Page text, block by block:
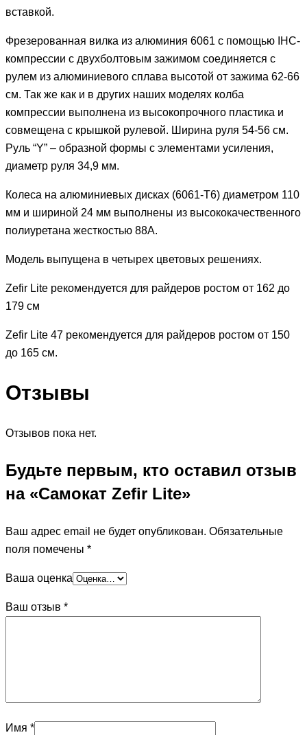
вставкой.
Фрезерованная вилка из алюминия 6061 с помощью IHC-
компрессии с двухболтовым зажимом соединяется с
рулем из алюминиевого сплава высотой от зажима 62-66
см. Так же как и в других наших моделях колба
компрессии выполнена из высокопрочного пластика и
совмещена с крышкой рулевой. Ширина руля 54-56 см.
Руль “Y” – образной формы с элементами усиления,
диаметр руля 34,9 мм.
Колеса на алюминиевых дисках (6061-Т6) диаметром 110
мм и шириной 24 мм выполнены из высококачественного
полиуретана жесткостью 88А.
Модель выпущена в четырех цветовых решениях.
Zefir Lite рекомендуется для райдеров ростом от 162 до
179 см
Zefir Lite 47 рекомендуется для райдеров ростом от 150
до 165 см.
Отзывы
Отзывов пока нет.
Будьте первым, кто оставил отзыв
на «Самокат Zefir Lite»
Ваш адрес email не будет опубликован. Обязательные
поля помечены *
Ваша оценка
Ваш отзыв *
Имя *